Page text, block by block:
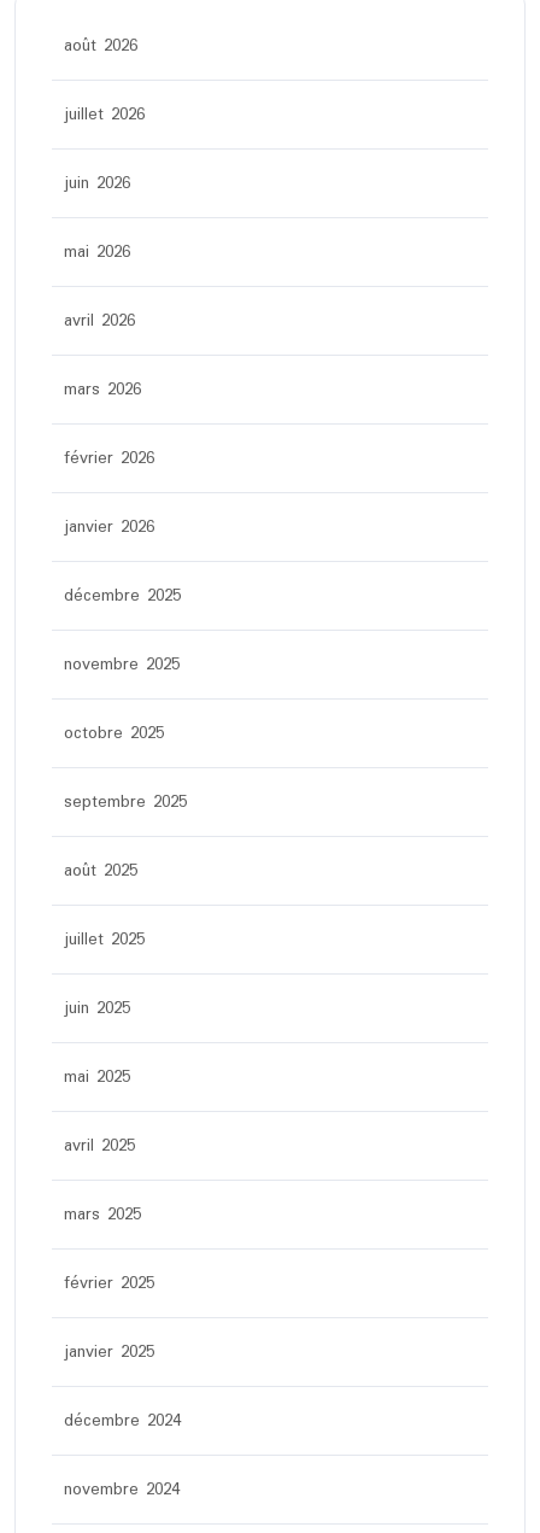
août 2026
juillet 2026
juin 2026
mai 2026
avril 2026
mars 2026
février 2026
janvier 2026
décembre 2025
novembre 2025
octobre 2025
septembre 2025
août 2025
juillet 2025
juin 2025
mai 2025
avril 2025
mars 2025
février 2025
janvier 2025
décembre 2024
novembre 2024